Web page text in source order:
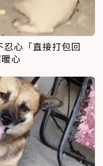
心「直接打包回
心